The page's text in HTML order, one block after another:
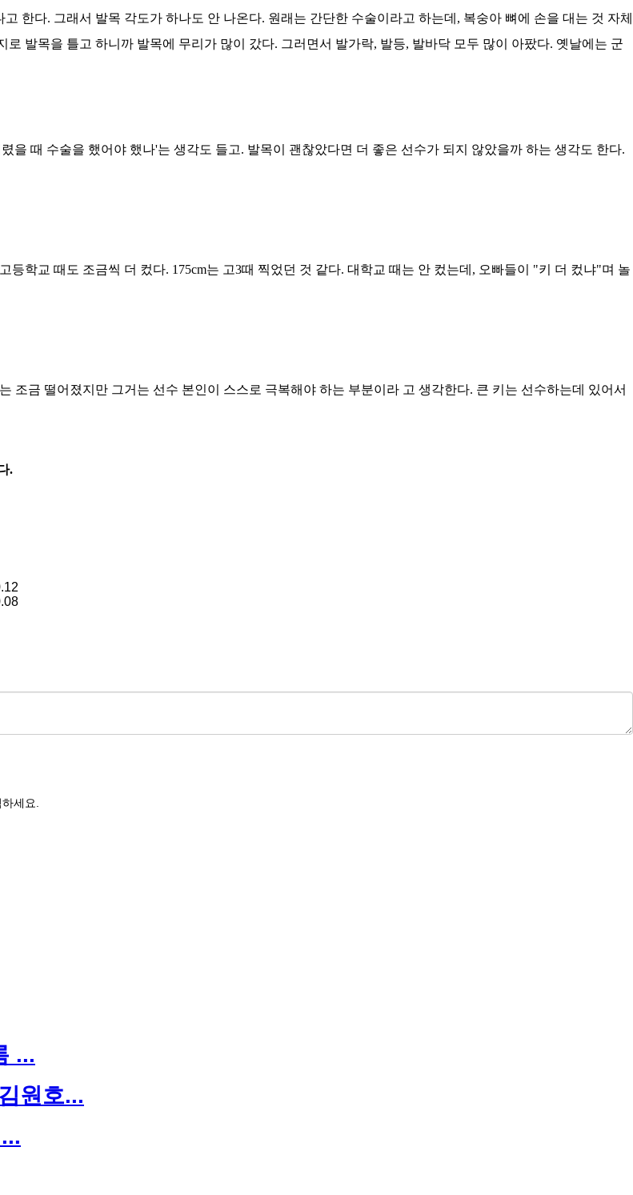
한다. 그래서 발목 각도가 하나도 안 나온다. 원래는 간단한 수술이라고 하는데, 복숭아 뼈에 손을 대는 것 자체
발목을 틀고 하니까 발목에 무리가 많이 갔다. 그러면서 발가락, 발등, 발바닥 모두 많이 아팠다. 옛날에는 군
을 때 수술을 했어야 했나'는 생각도 들고. 발목이 괜찮았다면 더 좋은 선수가 되지 않았을까 하는 생각도 한다.
학교 때도 조금씩 더 컸다. 175cm는 고3때 찍었던 것 같다. 대학교 때는 안 컸는데, 오빠들이 "키 더 컸냐"며 놀
조금 떨어졌지만 그거는 선수 본인이 스스로 극복해야 하는 부분이라 고 생각한다. 큰 키는 선수하는데 있어서
.
세요.
...
원호...